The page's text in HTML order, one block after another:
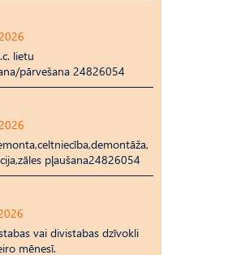
lietu
pārvešana 24826054
pļaušana24826054
vai divistabas dzīvokli
mēnesī.